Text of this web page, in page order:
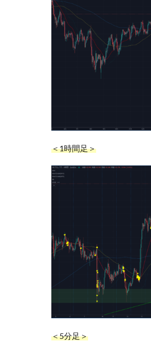
＜1時間足＞
＜5分足＞